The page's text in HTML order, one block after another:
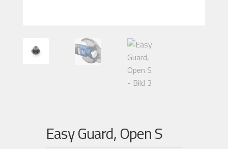
Integritetspolicy
Easy Guard, Open S